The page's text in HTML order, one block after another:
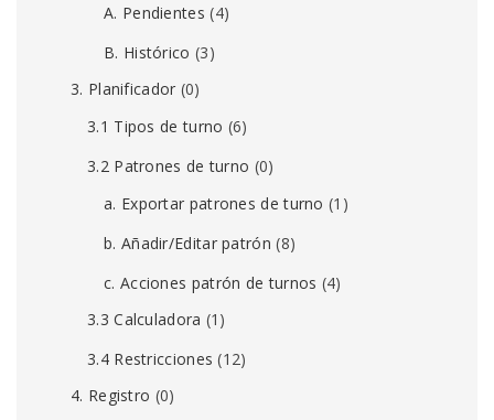
A. Pendientes (4)
B. Histórico (3)
3. Planificador (0)
3.1 Tipos de turno (6)
3.2 Patrones de turno (0)
a. Exportar patrones de turno (1)
b. Añadir/Editar patrón (8)
c. Acciones patrón de turnos (4)
3.3 Calculadora (1)
3.4 Restricciones (12)
4. Registro (0)